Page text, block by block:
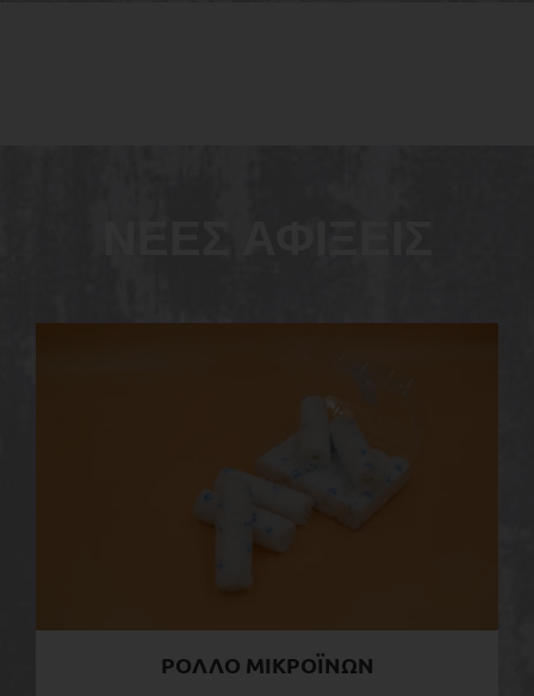
ΡΟΛΛΟ ΜΙΚΡΟΪΝΩΝ